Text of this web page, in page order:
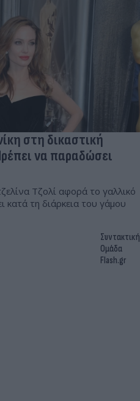
στη δικαστική
να παραδώσει
Τζολί αφορά το γαλλικό
κατά τη διάρκεια του γάμου
Συντακτική
Ομάδα
Flash.gr